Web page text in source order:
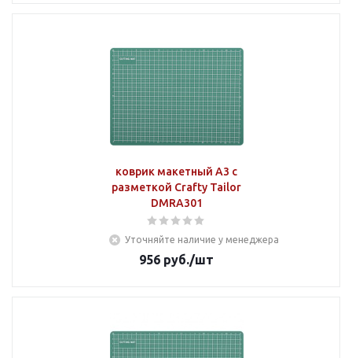
коврик макетный А3 с
разметкой Crafty Tailor
DMRA301
Уточняйте наличие у менеджера
956 руб./шт